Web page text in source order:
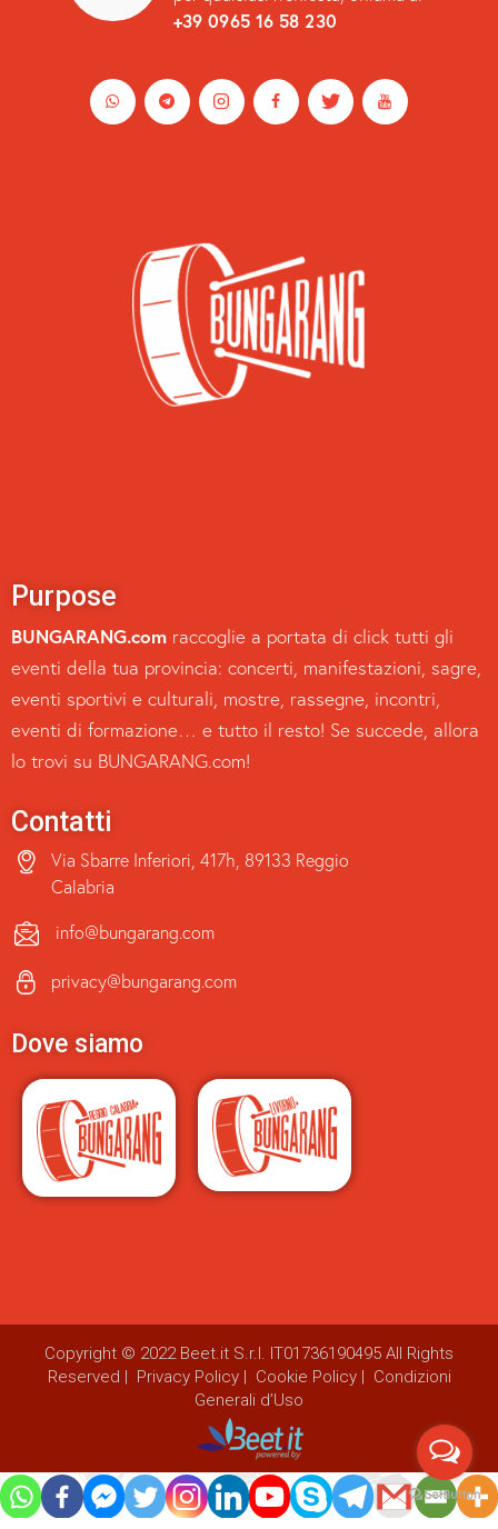
+39 0965 16 58 230
Purpose
BUNGARANG.com raccoglie a portata di click tutti gli
eventi della tua provincia: concerti, manifestazioni, sagre,
eventi sportivi e culturali, mostre, rassegne, incontri,
eventi di formazione… e tutto il resto! Se succede, allora
lo trovi su BUNGARANG.com!
Contatti
Via Sbarre Inferiori, 417h, 89133 Reggio
Calabria
info@bungarang.com
privacy@bungarang.com
Dove siamo
Copyright © 2022 Beet.it S.r.l. IT01736190495 All Rights
Reserved | Privacy Policy| Cookie Policy| Condizioni
Generali d’Uso